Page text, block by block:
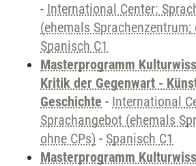
- International Center:
(ehemals Sprachenzentrum;
Spanisch C1
Masterprogramm
Kritik der Gegenwart -
Geschichte - International
Sprachangebot (ehemals
ohne CPs) - Spanisch C1
Masterprogramm